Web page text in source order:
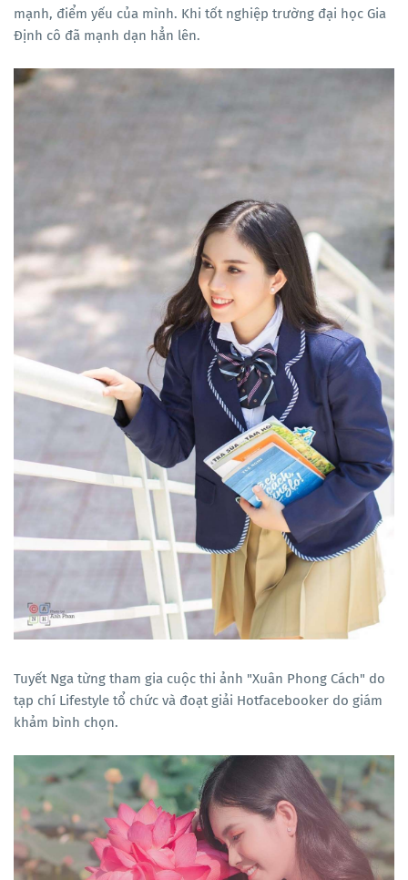
mạnh, điểm yếu của mình. Khi tốt nghiệp trường đại học Gia
Định cô đã mạnh dạn hẳn lên.
Tuyết Nga từng tham gia cuộc thi ảnh "Xuân Phong Cách" do
tạp chí Lifestyle tổ chức và đoạt giải Hotfacebooker do giám
khảm bình chọn.